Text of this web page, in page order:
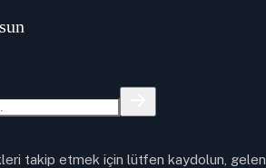
takip etmek için lütfen kaydolun, gelen